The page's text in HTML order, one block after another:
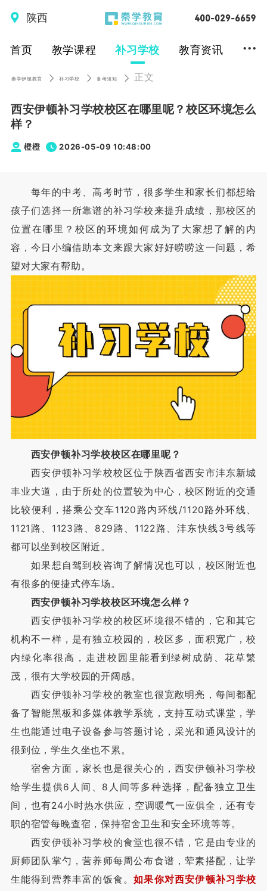
陕西
首页 教学课程 补习学校 教育资讯 ...
秦学伊顿教育 补习学校 备考须知 正文
西安伊顿补习学校校区在哪里呢？校区环境怎么
样？
橙橙 2026-05-09 10:48:00
每年的中考、高考时节，很多学生和家长们都想给
孩子们选择一所靠谱的补习学校来提升成绩，那校区的
位置在哪里？校区的环境如何成为了大家想了解的内
容，今日小编借助本文来跟大家好好唠唠这一问题，希
望对大家有帮助。
西安伊顿补习学校校区在哪里呢？
西安伊顿补习学校校区位于陕西省西安市沣东新城
丰业大道，由于所处的位置较为中心，校区附近的交通
比较便利，搭乘公交车1120路内环线/1120路外环线、
1121路、1123路、829路、1122路、沣东快线3号线等
都可以坐到校区附近。
如果想自驾到校咨询了解情况也可以，校区附近也
有很多的便捷式停车场。
西安伊顿补习学校校区环境怎么样？
西安伊顿补习学校的校区环境很不错的，它和其它
机构不一样，是有独立校园的，校区多，面积宽广，校
内绿化率很高，走进校园里能看到绿树成荫、花草繁
茂，很有大学校园的开阔感。
西安伊顿补习学校的教室也很宽敞明亮，每间都配
备了智能黑板和多媒体教学系统，支持互动式课堂，学
生也能通过电子设备参与答题讨论，采光和通风设计的
很到位，学生久坐也不累。
宿舍方面，家长也是很关心的，西安伊顿补习学校
给学生提供6人间、8人间等多种选择，配备独立卫生
间，也有24小时热水供应，空调暖气一应俱全，还有专
职的宿管每晚查宿，保持宿舍卫生和安全环境等等。
西安伊顿补习学校的食堂也很不错，它是由专业的
厨师团队掌勺，营养师每周公布食谱，荤素搭配，让学
生能得到营养丰富的饭食。如果你对西安伊顿补习学校